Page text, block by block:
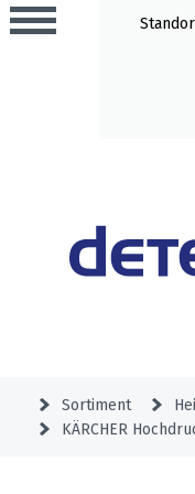
Aktionen
Angebote
&
&
Motorgeräte
Sortiment
KÄRCHER